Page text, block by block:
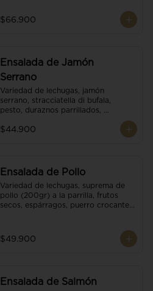
parmesano, puerro crocante y
reducción de balsámico.
$66.900
Ensalada de Jamón
Serrano
Variedad de lechugas, jamón
serrano, stracciatella di bufala,
pesto, duraznos parrillados,
tomate cherry y vinagreta
$44.900
Ensalada de Pollo
Variedad de lechugas, suprema de
pollo (200gr) a la parrilla, frutos
secos, espárragos, puerro crocante,
balsámico.
$49.900
Ensalada de Salmón